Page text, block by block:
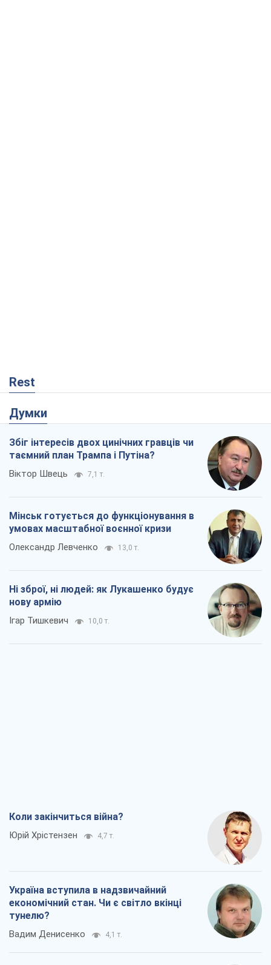
Rest
Думки
Збіг інтересів двох цинічних гравців чи
таємний план Трампа і Путіна?
Віктор Швець 7,1 т.
Мінськ готується до функціонування в
умовах масштабної воєнної кризи
Олександр Левченко 13,0 т.
Ні зброї, ні людей: як Лукашенко будує
нову армію
Ігар Тишкевич 10,0 т.
Коли закінчиться війна?
Юрій Хрістензен 4,7 т.
Україна вступила в надзвичайний
економічний стан. Чи є світло вкінці
тунелю?
Вадим Денисенко 4,1 т.